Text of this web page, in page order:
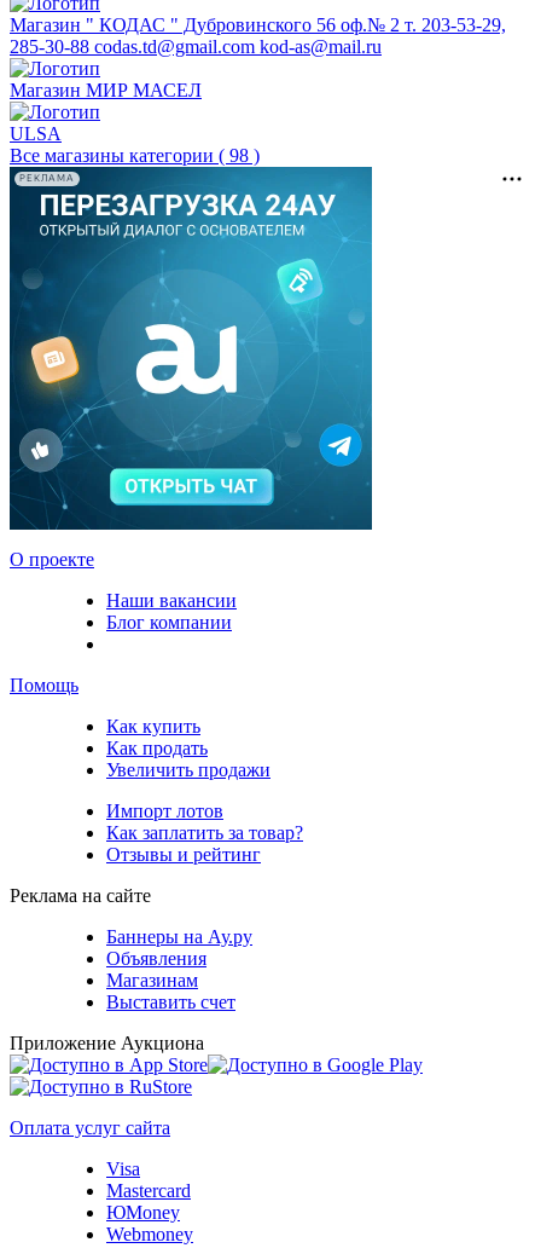
Магазин " КОДАС " Дубровинского 56 оф.№ 2 т. 203-53-29,
285-30-88 codas.td@gmail.com kod-as@mail.ru
Магазин МИР МАСЕЛ
ULSA
Все магазины категории ( 98 )
РЕКЛАМА
О проекте
Наши вакансии
Блог компании
Помощь
Как купить
Как продать
Увеличить продажи
Импорт лотов
Как заплатить за товар?
Отзывы и рейтинг
Реклама на сайте
Баннеры на Ау.ру
Объявления
Магазинам
Выставить счет
Приложение Аукциона
Оплата услуг сайта
Visa
Mastercard
ЮMoney
Webmoney